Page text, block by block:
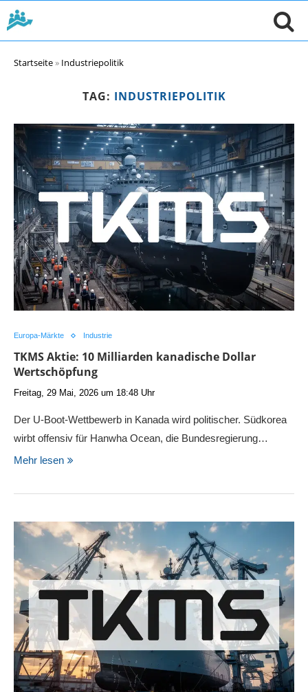
Startseite» Industriepolitik
TAG: INDUSTRIEPOLITIK
Europa-Märkte Industrie
TKMS Aktie: 10 Milliarden kanadische Dollar
Wertschöpfung
Freitag, 29 Mai, 2026 um 18:48 Uhr
Der U-Boot-Wettbewerb in Kanada wird politischer. Südkorea
wirbt offensiv für Hanwha Ocean, die Bundesregierung…
Mehr lesen